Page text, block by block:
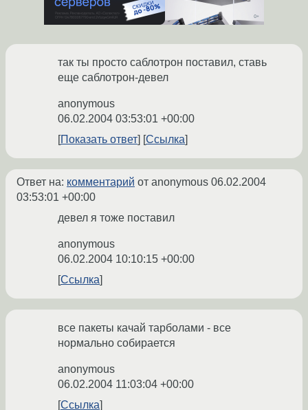
так ты просто саблотрон поставил, ставь
еще саблотрон-девел
anonymous
06.02.2004 03:53:01 +00:00
Показать ответ
Ссылка
Ответ на: комментарий от anonymous 06.02.2004
03:53:01 +00:00
девел я тоже поставил
anonymous
06.02.2004 10:10:15 +00:00
Ссылка
все пакеты качай тарболами - все
нормально собирается
anonymous
06.02.2004 11:03:04 +00:00
Ссылка